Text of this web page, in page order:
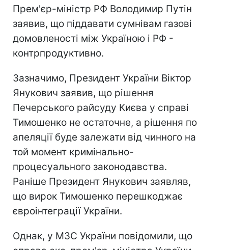
Прем'єр-міністр РФ Володимир Путін
заявив, що піддавати сумнівам газові
домовленості між Україною і РФ -
контрпродуктивно.
Зазначимо, Президент України Віктор
Янукович заявив, що рішення
Печерського райсуду Києва у справі
Тимошенко не остаточне, а рішення по
апеляції буде залежати від чинного на
той момент кримінально-
процесуального законодавства.
Раніше Президент Янукович заявляв,
що вирок Тимошенко перешкоджає
євроінтеграції України.
Однак, у МЗС України повідомили, що